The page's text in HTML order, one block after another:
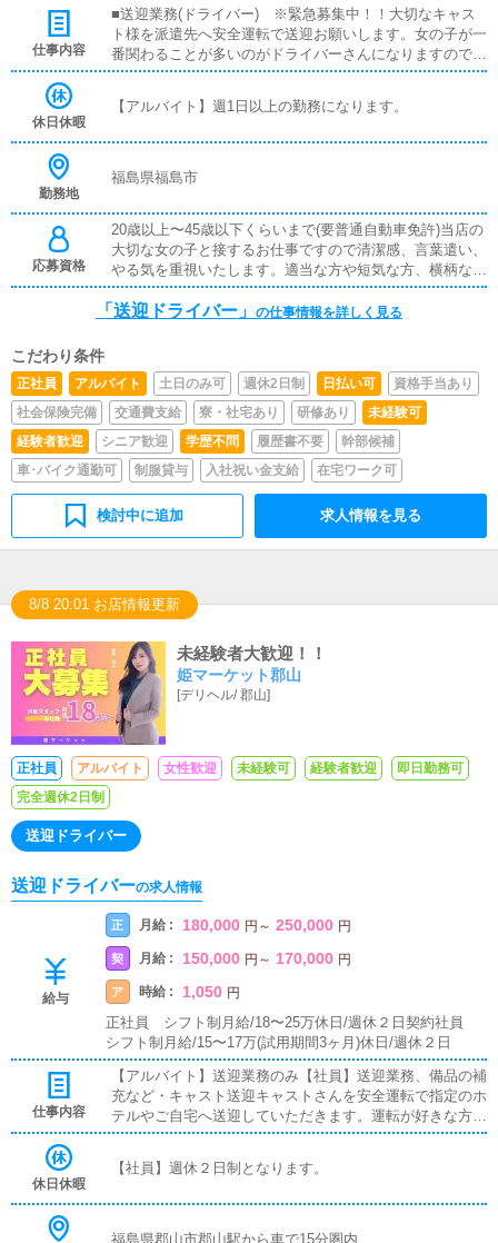
仕事内容
■送迎業務(ドライバー) ※緊急募集中！！大切なキャス
ト様を派遣先へ安全運転で送迎お願いします。女の子が一
番関わることが多いのがドライバーさんになりますので、
言葉遣いや清潔感を何よりも大切にしております。
休日休暇
【アルバイト】週1日以上の勤務になります。
勤務地
福島県福島市
応募資格
20歳以上〜45歳以下くらいまで(要普通自動車免許)当店の
大切な女の子と接するお仕事ですので清潔感、言葉遣い、
やる気を重視いたします。適当な方や短気な方、横柄な態
度の方は応募をご遠慮ください。頑張りに応じて給料は随
時アップいたします。★ドライバー希望の方★・週2〜勤
「送迎ドライバー」 の仕事情報を詳しく見る
こだわり条件
正社員 アルバイト 土日のみ可 週休2日制 日払い可
資格手当あり
社会保険完備
交通費支給 寮・社宅あり 研修あり
未経験可
経験者歓迎
シニア歓迎 学歴不問 履歴書不要
幹部候補
車･バイク通勤可
制服貸与 入社祝い金支給 在宅ワーク可
検討中に追加 求人情報を見る
8/8 20:01 お店情報更新
未経験者大歓迎！！
姫マーケット郡山
[デリヘル/郡山]
正社員 アルバイト 女性歓迎 未経験可 経験者歓迎
即日勤務可
完全週休2日制
送迎ドライバー
送迎ドライバーの求人情報
給与
正 月給 : 180,000 円 ～ 250,000 円
契 月給 : 150,000 円 ～ 170,000 円
ア 時給 : 1,050 円
正社員 シフト制月給/18〜25万休日/週休２日契約社員
シフト制月給/15〜17万(試用期間3ヶ月)休日/週休２日
仕事内容
【アルバイト】送迎業務のみ【社員】送迎業務、備品の補
充など・キャスト送迎キャストさんを安全運転で指定のホ
テルやご自宅へ送迎していただきます。運転が好きな方に
おすすめです。・備品管理などの軽作業事務所内の備品等
休日休暇
【社員】週休２日制となります。
福島県郡山市郡山駅から車で15分圏内